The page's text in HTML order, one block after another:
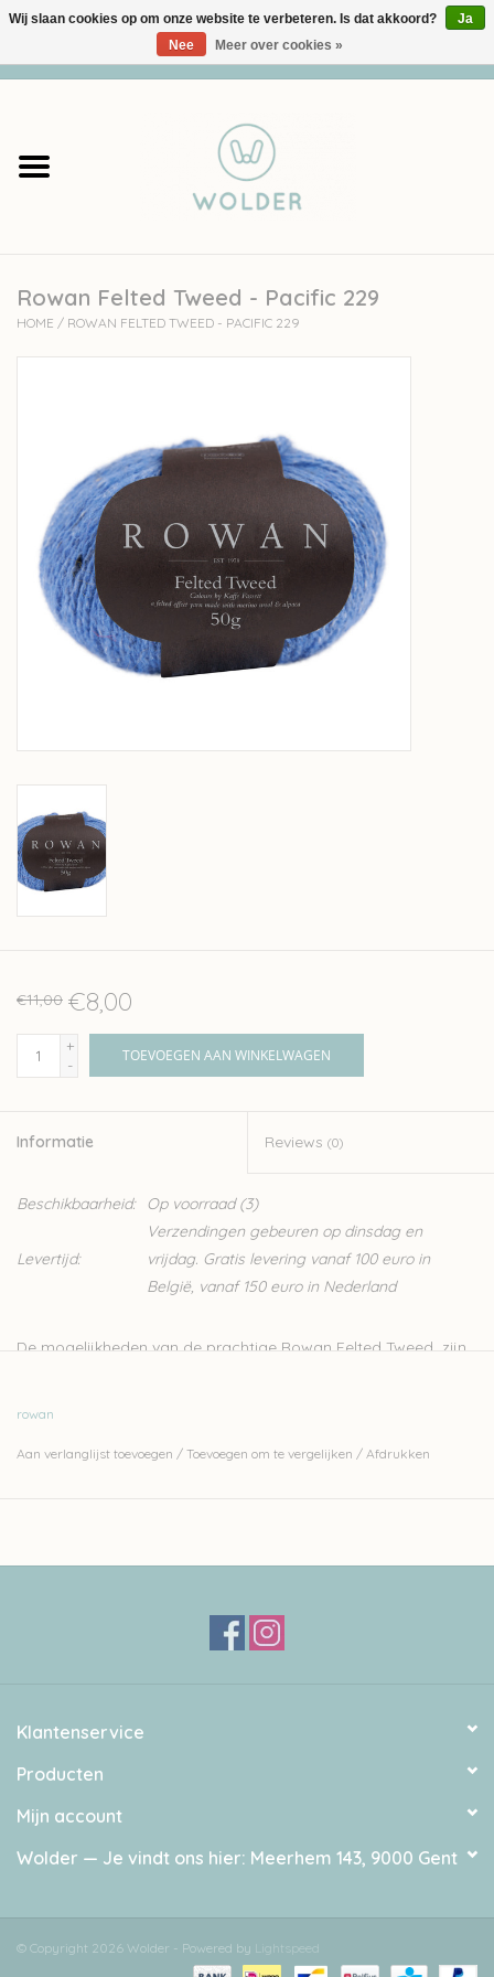
Garens
Accessoires
workshops
Over wolder
Rowan Felted Tweed - Pacific 229
HOME / ROWAN FELTED TWEED - PACIFIC 229
€11,00 €8,00
+
-
TOEVOEGEN AAN WINKELWAGEN
Informatie Reviews (0)
Beschikbaarheid: Op voorraad(3)
Levertijd:
Verzendingen gebeuren op dinsdag en
vrijdag. Gratis levering vanaf 100 euro in
België, vanaf 150 euro in Nederland
De mogelijkheden van de prachtige Rowan Felted Tweed zijn
een mooi vervilt effect.
rowan
Aan verlanglijst toevoegen / Toevoegen om te vergelijken / Afdrukken
Klantenservice
Producten
Mijn account
Wolder — Je vindt ons hier: Meerhem 143, 9000 Gent
© Copyright 2026 Wolder - Powered by Lightspeed
Wij slaan cookies op om onze website te verbeteren. Is dat akkoord?
Ja
Nee
Meer over cookies »